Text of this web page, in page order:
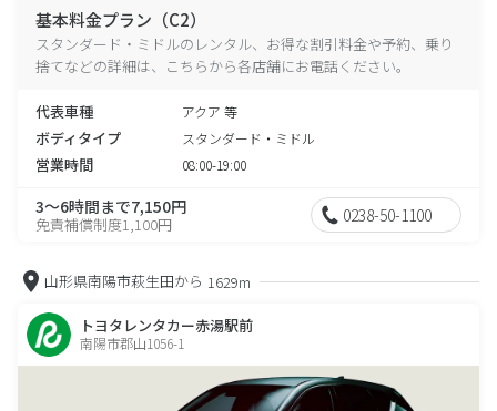
基本料金プラン（C2）
スタンダード・ミドルのレンタル、お得な割引料金や予約、乗り
捨てなどの詳細は、こちらから各店舗にお電話ください。
代表車種 アクア 等
ボディタイプ スタンダード・ミドル
営業時間 08:00-19:00
3～6時間まで7,150円
免責補償制度1,100円 0238-50-1100
山形県南陽市萩生田から 1629m
トヨタレンタカー赤湯駅前
南陽市郡山1056-1